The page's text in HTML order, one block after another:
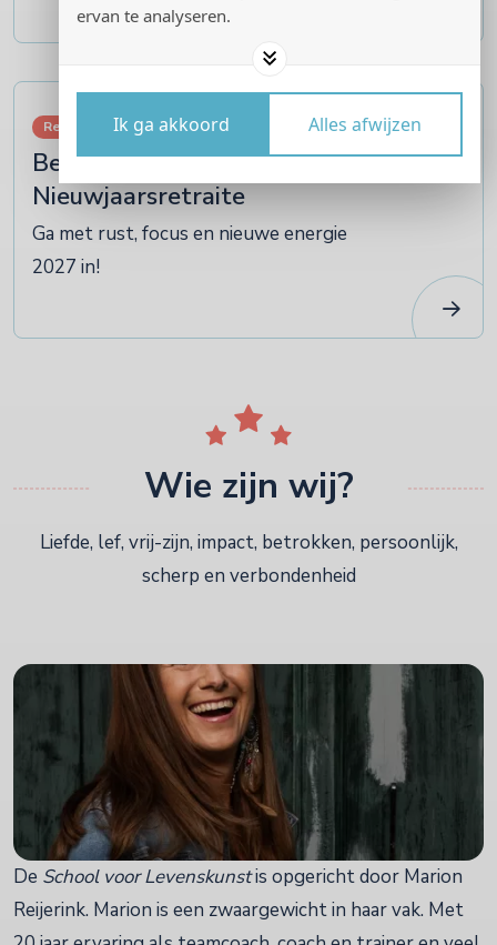
ervan te analyseren.
Ik ga akkoord Alles afwijzen
Retraites
Bezin en Beziel
Nieuwjaarsretraite
Ga met rust, focus en nieuwe energie
2027 in!
januari
Wie zijn wij?
Liefde, lef, vrij-zijn, impact, betrokken, persoonlijk,
scherp en verbondenheid
De School voor Levenskunstis opgericht door Marion
Reijerink. Marion is een zwaargewicht in haar vak. Met